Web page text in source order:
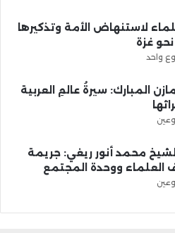
لاستنهاض الأمة وتذكيرها
نحو غزة
واحد
مازن المبارك: سيرةُ عالمِ العربية
الشيخ محمد أنور ريغي: جريمة
العلماء ووحدة المجتمع